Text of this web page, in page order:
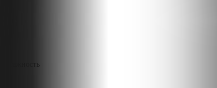
Этажность